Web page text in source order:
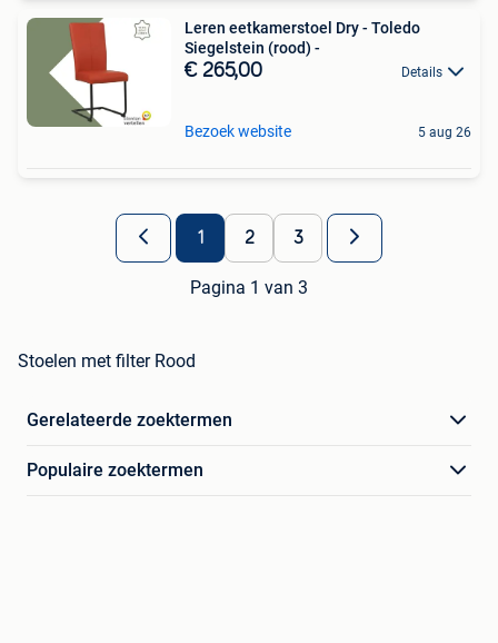
Leren eetkamerstoel Dry - Toledo
Siegelstein (rood) -
€ 265,00 Details
Bezoek website 5 aug 26
1 2 3
Pagina 1 van 3
Stoelen met filter Rood
Gerelateerde zoektermen
Populaire zoektermen